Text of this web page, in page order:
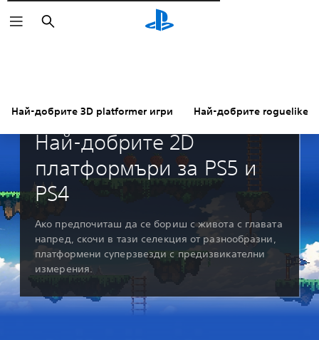
Търсене
Най-добрите 3D platformer игри Най-добрите roguelikes
Ръководства и редакции
Най-добрите 2D
платформъри за PS5 и
PS4
Ако предпочиташ да се бориш с живота с главата
напред, скочи в тази селекция от разнообразни,
платформени суперзвезди с предизвикателни
измерения.